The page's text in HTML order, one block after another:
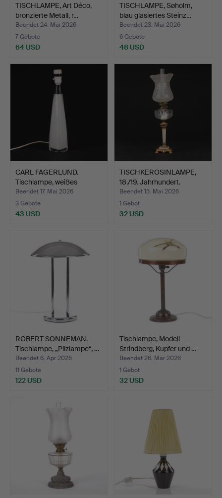
TISCHLAMPE, Art Déco,
bronzierte Metall, r…
Beendet 24. Mai 2026
7 Gebote
64 USD
TISCHLAMPE, Søholm,
blau glasiertes Steinz…
Beendet 23. Mai 2026
6 Gebote
48 USD
CARL FAGERLUND.
Tischlampe, weißes
Überfan…
Beendet 17. Mai 2026
3 Gebote
43 USD
TISCHKEROSINLAMPE,
18./19. Jahrhundert.
Beendet 15. Mai 2026
1 Gebot
32 USD
ROBERT SONNEMAN.
Tischlampe, „Pilzlampe“, …
Beendet 6. Apr 2026
11 Gebote
122 USD
Tischlampe, Modell
Strindberg, Kupfer und …
Beendet 26. Mär 2026
1 Gebot
32 USD